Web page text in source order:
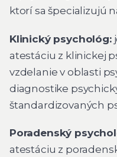
ktorí sa špecializujú
Klinický psychológ:
atestáciu z klinickej
vzdelanie v oblasti
diagnostike
štandardizovaných
Poradenský
atestáciu z